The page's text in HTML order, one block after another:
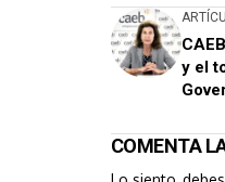
y el
COMENTA